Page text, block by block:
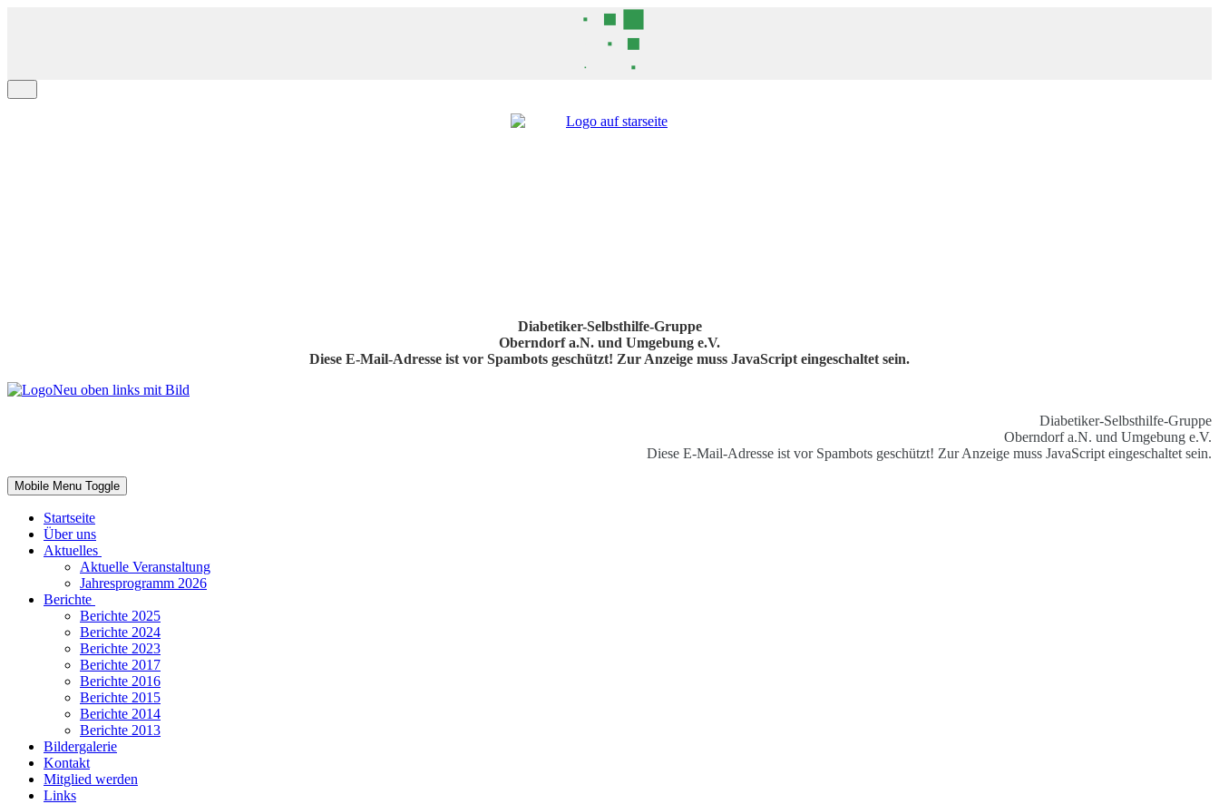
Diabetiker-Selbsthilfe-Gruppe
Oberndorf a.N. und Umgebung e.V.
Diese E-Mail-Adresse ist vor Spambots geschützt! Zur Anzeige muss JavaScript eingeschaltet sein.
Diabetiker-Selbsthilfe-Gruppe
Oberndorf a.N. und Umgebung e.V.
Diese E-Mail-Adresse ist vor Spambots geschützt! Zur Anzeige muss JavaScript eingeschaltet sein.
Mobile Menu Toggle
Startseite
Über uns
Aktuelles
Aktuelle Veranstaltung
Jahresprogramm 2026
Berichte
Berichte 2025
Berichte 2024
Berichte 2023
Berichte 2017
Berichte 2016
Berichte 2015
Berichte 2014
Berichte 2013
Bildergalerie
Kontakt
Mitglied werden
Links